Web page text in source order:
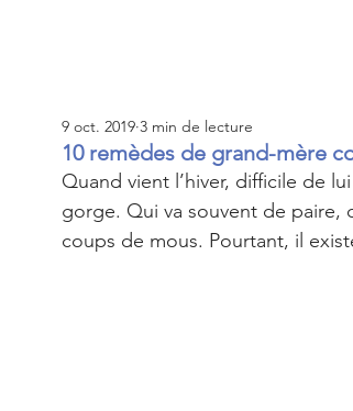
10 remèdes de grand-mère
9 oct. 2019 3 min de lecture
Quand vient l’hiver, difficile de
gorge. Qui va souvent de paire,
coups de mous. Pourtant, il